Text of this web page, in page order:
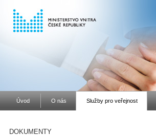
Úvod O nás Služby pro veřejnost
DOKUMENTY